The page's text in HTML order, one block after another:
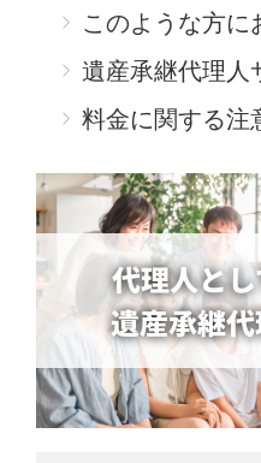
このような方に
遺産承継代理人
料金に関する注
代理人と
遺産承継